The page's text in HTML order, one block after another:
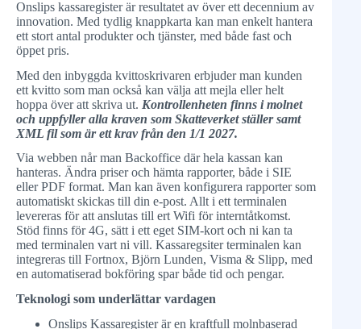
Onslips kassaregister är resultatet av över ett decennium av
innovation. Med tydlig knappkarta kan man enkelt hantera
ett stort antal produkter och tjänster, med både fast och
öppet pris.
Med den inbyggda kvittoskrivaren erbjuder man kunden
ett kvitto som man också kan välja att mejla eller helt
hoppa över att skriva ut. Kontrollenheten finns i molnet
och uppfyller alla kraven som Skatteverket ställer samt
XML fil som är ett krav från den 1/1 2027.
Via webben når man Backoffice där hela kassan kan
hanteras. Ändra priser och hämta rapporter, både i SIE
eller PDF format. Man kan även konfigurera rapporter som
automatiskt skickas till din e-post. Allt i ett terminalen
levereras för att anslutas till ert Wifi för interntåtkomst.
Stöd finns för 4G, sätt i ett eget SIM-kort och ni kan ta
med terminalen vart ni vill. Kassaregsiter terminalen kan
integreras till Fortnox, Björn Lunden, Visma & Slipp, med
en automatiserad bokföring spar både tid och pengar.
Teknologi som underlättar vardagen
Onslips Kassaregister är en kraftfull molnbaserad